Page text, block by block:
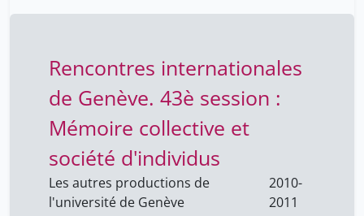
Rencontres internationales
de Genève. 43è session :
Mémoire collective et
société d'individus
Les autres productions de
l'université de Genève
2010-
2011